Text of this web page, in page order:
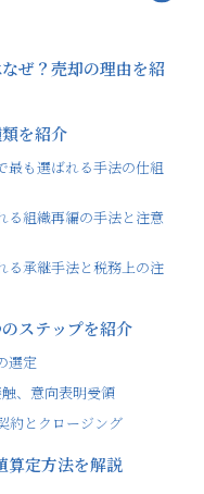
ぜ？売却の理由を紹
を紹介
も選ばれる手法の仕組
組織再編の手法と注意
承継手法と税務上の注
ステップを紹介
選定
、意向表明受領
約とクロージング
算定方法を解説